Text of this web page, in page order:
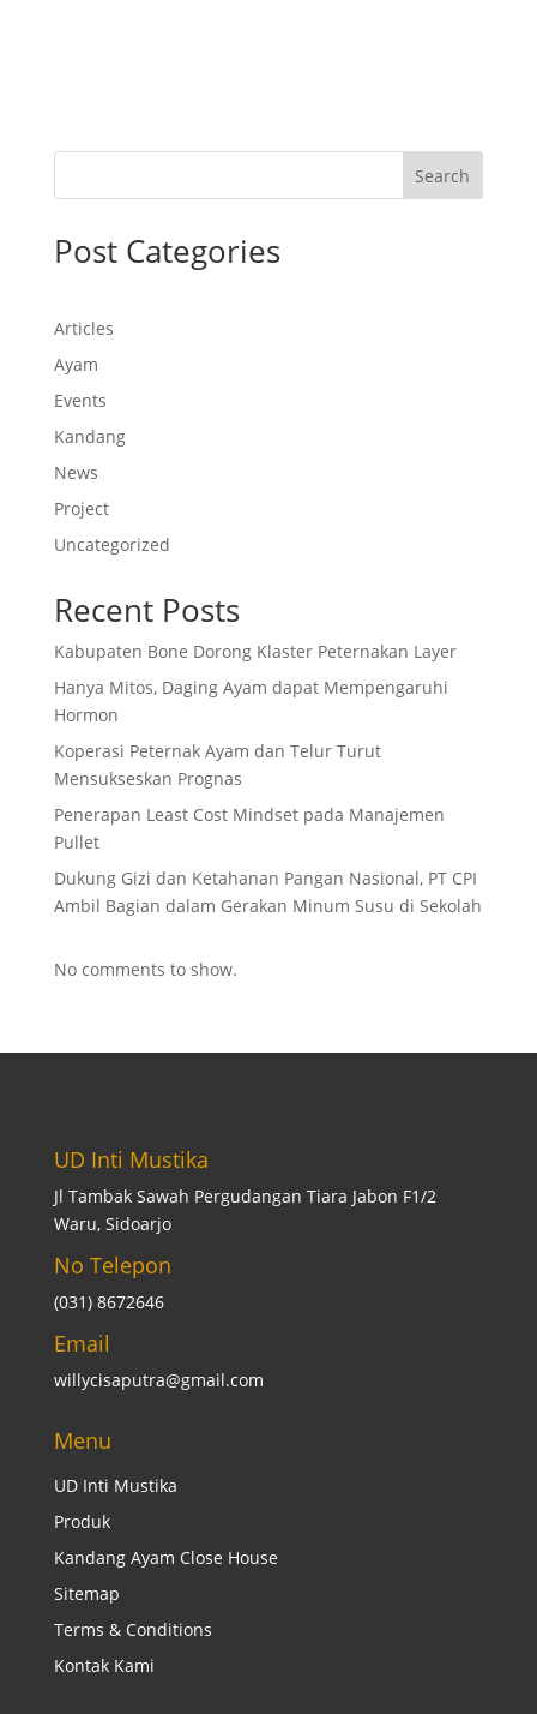
Search
Post Categories
Articles
Ayam
Events
Kandang
News
Project
Uncategorized
Recent Posts
Kabupaten Bone Dorong Klaster Peternakan Layer
Hanya Mitos, Daging Ayam dapat Mempengaruhi
Hormon
Koperasi Peternak Ayam dan Telur Turut
Mensukseskan Prognas
Penerapan Least Cost Mindset pada Manajemen
Pullet
Dukung Gizi dan Ketahanan Pangan Nasional, PT CPI
Ambil Bagian dalam Gerakan Minum Susu di Sekolah
No comments to show.
UD Inti Mustika
Jl Tambak Sawah Pergudangan Tiara Jabon F1/2
Waru, Sidoarjo
No Telepon
(031) 8672646
Email
willycisaputra@gmail.com
Menu
UD Inti Mustika
Produk
Kandang Ayam Close House
Sitemap
Terms & Conditions
Kontak Kami